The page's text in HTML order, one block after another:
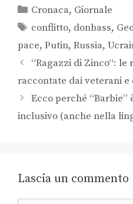
Cronaca, Giornale
conflitto, donbass,
pace, Putin, Russia,
“Ragazzi di Zinco“:
raccontate dai veterani
Ecco perché
inclusivo (anche nella
Lascia un commento